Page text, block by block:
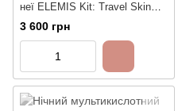
неї ELEMIS Kit: Travel Skin
Heroes for Her
3 600 грн